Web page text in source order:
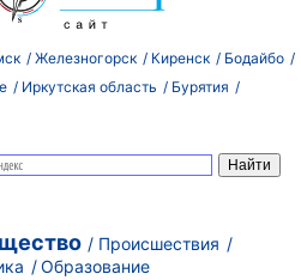
Железногорск Киренск
Бодайбо
Иркутская область
Бурятия
Происшествия
Образование